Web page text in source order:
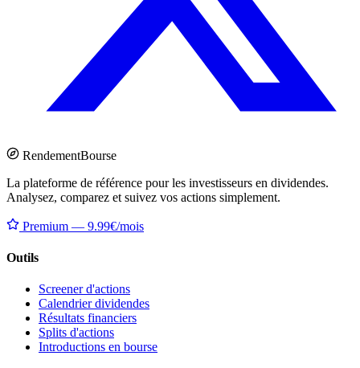
RendementBourse
La plateforme de référence pour les investisseurs en dividendes.
Analysez, comparez et suivez vos actions simplement.
Premium — 9.99€/mois
Outils
Screener d'actions
Calendrier dividendes
Résultats financiers
Splits d'actions
Introductions en bourse